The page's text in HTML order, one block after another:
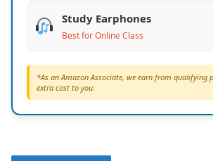
Study Earphones
Best for Online Class
*As an Amazon Associate, we earn from qualifying
extra cost to you.